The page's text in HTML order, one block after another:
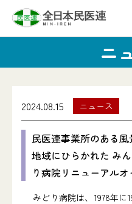
ニ
2024.08.15 ニュース
民医連事業所のある
地域にひらかれた み
り病院リニューアルオ
みどり病院は、1978年に